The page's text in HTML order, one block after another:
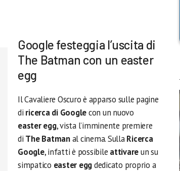
Google festeggia l’uscita di
The Batman con un easter
egg
Il Cavaliere Oscuro è apparso sulle pagine
di ricerca di Googlecon un nuovo
easter egg, vista l’imminente premiere
di The Batmanal cinema. SullaRicerca
Google, infatti è possibile attivareun su
simpatico easter eggdedicato proprio a